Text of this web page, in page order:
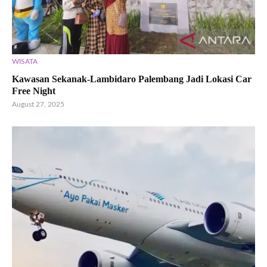
WISATA
Kawasan Sekanak-Lambidaro Palembang Jadi Lokasi Car
Free Night
August 27, 2025